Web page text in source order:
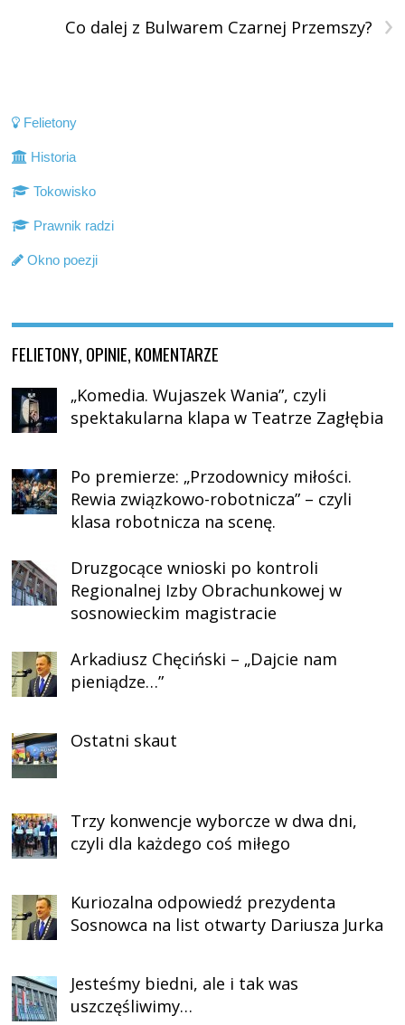
›
Co dalej z Bulwarem Czarnej Przemszy?
Felietony
Historia
Tokowisko
Prawnik radzi
Okno poezji
FELIETONY, OPINIE, KOMENTARZE
„Komedia. Wujaszek Wania”, czyli
spektakularna klapa w Teatrze Zagłębia
Po premierze: „Przodownicy miłości.
Rewia związkowo-robotnicza” – czyli
klasa robotnicza na scenę.
Druzgocące wnioski po kontroli
Regionalnej Izby Obrachunkowej w
sosnowieckim magistracie
Arkadiusz Chęciński – „Dajcie nam
pieniądze…”
Ostatni skaut
Trzy konwencje wyborcze w dwa dni,
czyli dla każdego coś miłego
Kuriozalna odpowiedź prezydenta
Sosnowca na list otwarty Dariusza Jurka
Jesteśmy biedni, ale i tak was
uszczęśliwimy…